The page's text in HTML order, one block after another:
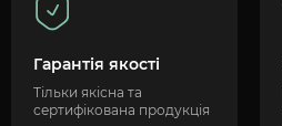
Гарантія якості
Тільки якісна та
сертифікована продукція